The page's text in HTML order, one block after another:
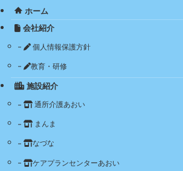
ホーム
会社紹介
個人情報保護方針
教育・研修
施設紹介
通所介護あおい
まんま
なづな
ケアプランセンターあおい